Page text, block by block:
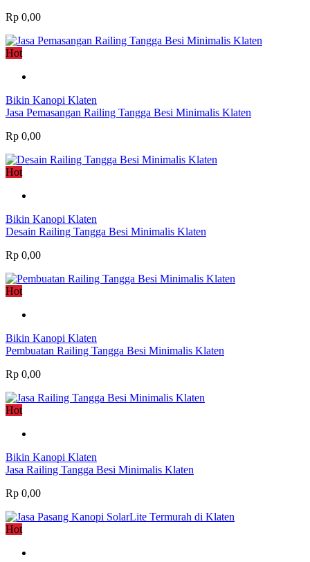
Rp 0,00
Hot
Bikin Kanopi Klaten
Jasa Pemasangan Railing Tangga Besi Minimalis Klaten
Rp 0,00
Hot
Bikin Kanopi Klaten
Desain Railing Tangga Besi Minimalis Klaten
Rp 0,00
Hot
Bikin Kanopi Klaten
Pembuatan Railing Tangga Besi Minimalis Klaten
Rp 0,00
Hot
Bikin Kanopi Klaten
Jasa Railing Tangga Besi Minimalis Klaten
Rp 0,00
Hot